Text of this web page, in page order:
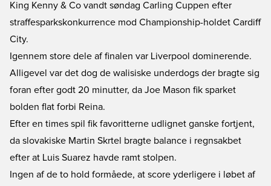
King Kenny & Co vandt søndag Carling Cuppen efter
straffesparkskonkurrence mod Championship-holdet Cardiff
City.
Igennem store dele af finalen var Liverpool dominerende.
Alligevel var det dog de walisiske underdogs der bragte sig
foran efter godt 20 minutter, da Joe Mason fik sparket
bolden flat forbi Reina.
Efter en times spil fik favoritterne udlignet ganske fortjent,
da slovakiske Martin Skrtel bragte balance i regnsakbet
efter at Luis Suarez havde ramt stolpen.
Ingen af de to hold formåede, at score yderligere i løbet af